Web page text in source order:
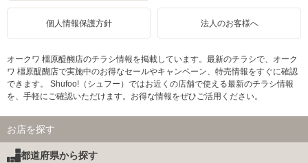
個人情報保護方針 法人のお客様へ
オークワ 橿原醍醐店のチラシ情報を掲載しています。最新のチラシで、オーク
ワ 橿原醍醐店で実施中のお得なセールやキャンペーン、特売情報をすぐに確認
できます。 Shufoo!（シュフー）ではお近くの店舗で使える最新のチラシ情報
を、手軽にご確認いただけます。お得な情報をぜひご活用ください。
お店を探す
都道府県から探す